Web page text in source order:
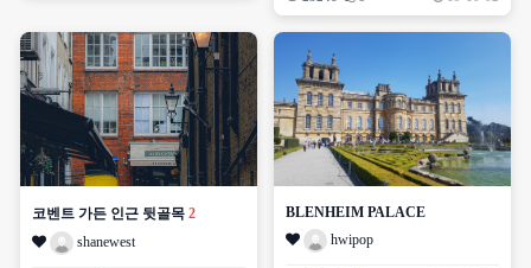
코벤트 가든 인근 뒷골목 2
shanewest
BLENHEIM PALACE
hwipop